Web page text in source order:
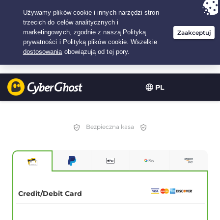
PL
Twój wybór:Najlepsza umowana2.1666666666667-lat w$
/miesiąc
Bezpieczna kasa
Credit/Debit Card